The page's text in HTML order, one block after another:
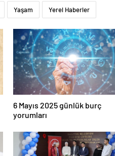
Yaşam Yerel Haberler
6 Mayıs 2025 günlük burç
yorumları